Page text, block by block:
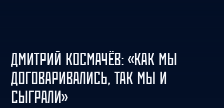
ДМИТРИЙ КОСМАЧЁВ: «КАК МЫ
ДОГОВАРИВАЛИСЬ, ТАК МЫ И
СЫГРАЛИ»